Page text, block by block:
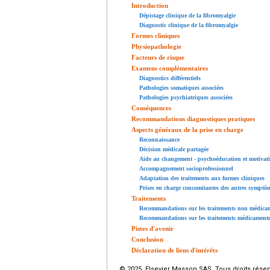
Introduction
Dépistage clinique de la fibromyalgie
Diagnostic clinique de la fibromyalgie
Formes cliniques
Physiopathologie
Facteurs de risque
Examens complémentaires
Diagnostics différentiels
Pathologies somatiques associées
Pathologies psychiatriques associées
Conséquences
Recommandations diagnostiques pratiques
Aspects généraux de la prise en charge
Reconnaissance
Décision médicale partagée
Aide au changement - psychoéducation et
Accompagnement socioprofessionnel
Adaptation des traitements aux formes cliniques
Prises en charge concomitantes des autres
Traitements
Recommandations sur les traitements non
Recommandations sur les traitements
Pistes d'avenir
Conclusion
Déclaration de liens d'intérêts